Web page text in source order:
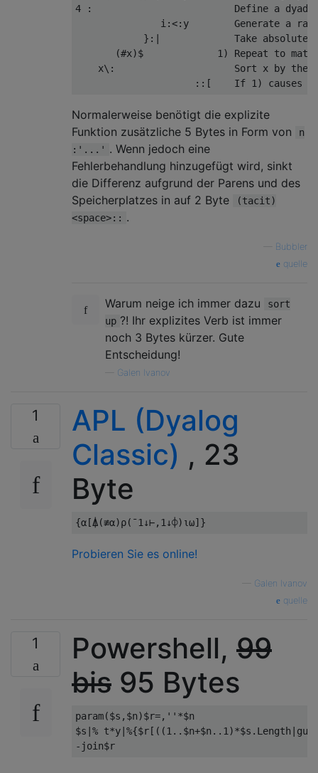
4 :                         Define a dyadic
i:<:y        Generate a
}:|             Take absolute
(#x)$             1) Repeat to
x\:                     Sort x by the
Normalerweise benötigt die explizite
Funktion zusätzliche 5 Bytes in Form von
n
:'...' . Wenn jedoch eine
Fehlerbehandlung hinzugefügt wird, sinkt
die Differenz aufgrund der Parens und des
Speicherplatzes in auf 2 Byte
(tacit)
<space>:: .
Bubbler
quelle
Warum neige ich immer dazu
sort
up ?! Ihr explizites Verb ist immer
noch 3 Bytes kürzer. Gute
Entscheidung!
Galen Ivanov
1
APL (Dyalog
Classic) , 23
Byte
{⍺[⍋(≢⍺)⍴(¯1 ↓⊢, 1 ↓⌽)⍳⍵]}
Probieren Sie es online!
Galen Ivanov
quelle
1 Powershell, 99
bis 95 Bytes
param($s , $n)$r=, '' *$n
$s |% t*y |%{$r [((1. . $n+$n .. 1 )*$s . Length gu
- join$r